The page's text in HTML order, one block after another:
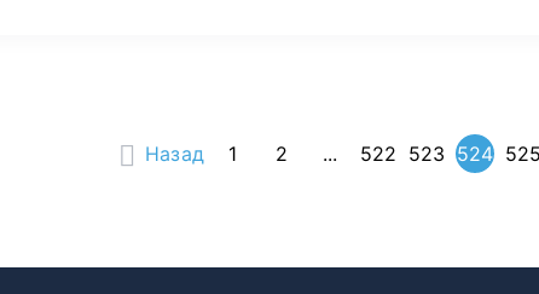
Назад 1 2 ... 522 523 524 525